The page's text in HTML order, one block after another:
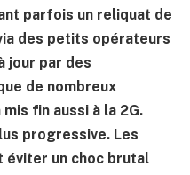
parfois un reliquat de
des petits opérateurs
jour par des
de nombreux
fin aussi à la 2G.
progressive. Les
éviter un choc brutal